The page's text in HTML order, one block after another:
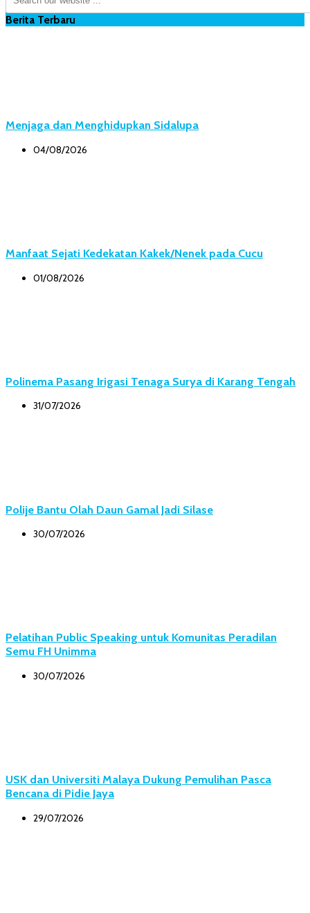
Berita Terbaru
Menjaga dan Menghidupkan Sidalupa
04/08/2026
Manfaat Sejati Kedekatan Kakek/Nenek pada Cucu
01/08/2026
Polinema Pasang Irigasi Tenaga Surya di Karang Tengah
31/07/2026
Polije Bantu Olah Daun Gamal Jadi Silase
30/07/2026
Pelatihan Public Speaking untuk Komunitas Peradilan
Semu FH Unimma
30/07/2026
USK dan Universiti Malaya Dukung Pemulihan Pasca
Bencana di Pidie Jaya
29/07/2026